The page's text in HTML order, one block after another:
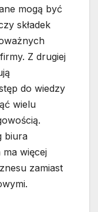
mogą być
składek
Z drugiej
do wiedzy
wielu
biura
więcej
zamiast